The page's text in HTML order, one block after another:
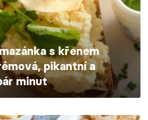
s křenem
pikantní a
minut